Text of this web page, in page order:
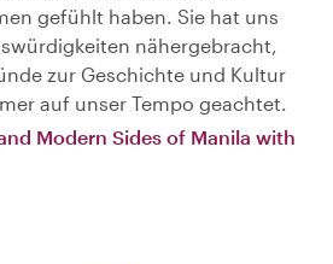
gefühlt haben. Sie hat uns
nähergebracht,
zur Geschichte und Kultur
auf unser Tempo geachtet.
Modern Sides of Manila with